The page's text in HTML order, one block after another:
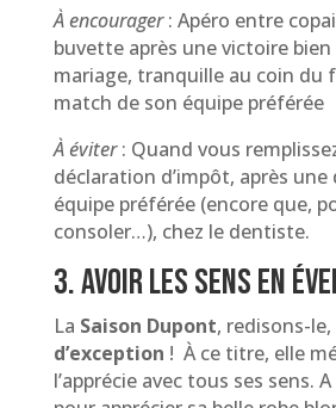
Àencourager: Apéro entre
buvette après une victoire
mariage, tranquille au coin du
match de son équipe préférée
À éviter: Quand vous
déclaration d’impôt, après
équipe préférée (encore que,
consoler…), chez le dentiste.
3. Avoir les sens en
La Saison Dupont, redisons-
d’exception ! À ce titre, elle
l’apprécie avec tous ses sens. A